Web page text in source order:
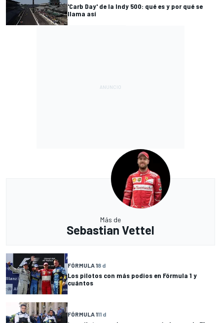
'Carb Day' de la Indy 500: qué es y por qué se
llama así
Más de
Sebastian Vettel
FÓRMULA 18 d
Los pilotos con más podios en Fórmula 1 y
cuántos
FÓRMULA 111 d